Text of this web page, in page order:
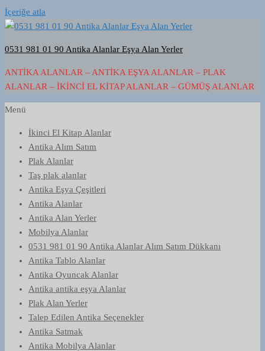
İçeriğe atla
0531 981 01 90 Antika Alanlar Eşya Alan Yerler
ANTIKA ALANLAR – ANTIKA EŞYA ALANLAR – PLAK
ALANLAR – İKINCI EL KITAP ALANLAR – GÜMÜŞ ALANLAR
Menü
İkinci El Kitap Alanlar
Antika Alım Satım
Plak Alanlar
Taş plak alanlar
Antika Eşya Çeşitleri
Antika Alanlar
Antika Alan Yerler
Mobilya Alanlar
0531 981 01 90 Antika Alanlar Alım Satım Dükkanı
Antika Tablo Alanlar
Antika Oyuncak Alanlar
Antika antika eşya Alanlar
Plak Alan Yerler
Talep Edilen Antika Seçenekler
Antika Satmak
Antika Mobilya Alanlar